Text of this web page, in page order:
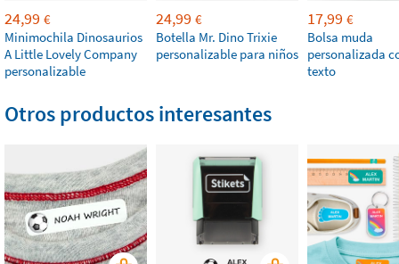
24,99 €
Minimochila Dinosaurios
A Little Lovely Company
personalizable
24,99 €
Botella Mr. Dino Trixie
personalizable para niños
17,99 €
Bolsa muda
personalizada
texto
Otros productos interesantes